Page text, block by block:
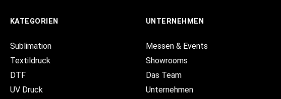
KATEGORIEN
Sublimation
Textildruck
DTF
UV Druck
UNTERNEHMEN
Messen & Events
Showrooms
Das Team
Unternehmen